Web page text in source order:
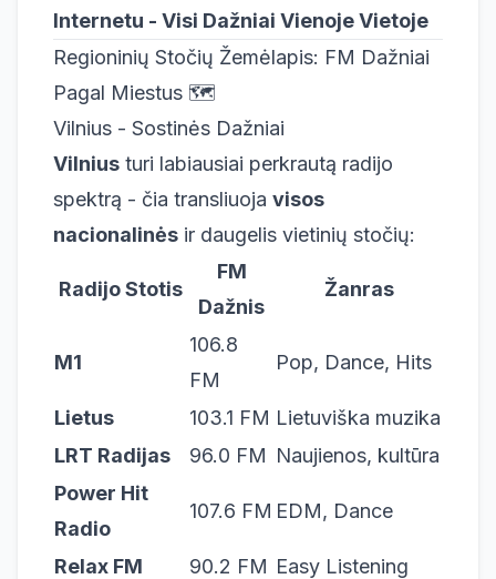
Internetu - Visi Dažniai Vienoje Vietoje
Regioninių Stočių Žemėlapis: FM Dažniai
Pagal Miestus 🗺️
Vilnius - Sostinės Dažniai
Vilnius turi labiausiai perkrautą radijo
spektrą - čia transliuoja visos
nacionalinės ir daugelis vietinių stočių:
Radijo Stotis
FM
Dažnis
Žanras
M1
106.8
FM
Pop, Dance, Hits
Lietus 103.1 FM Lietuviška muzika
LRT Radijas
96.0 FM Naujienos, kultūra
Power Hit
Radio
107.6 FM EDM, Dance
Relax FM 90.2 FM Easy Listening